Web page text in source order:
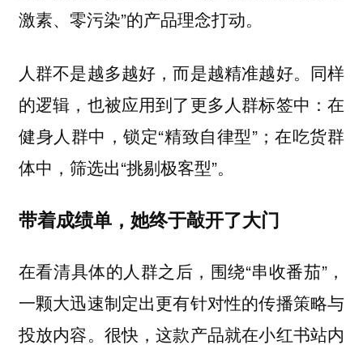
激素、零污染”的产品理念打动。
人群不是越多越好，而是越精准越好。同样
的逻辑，也被应用到了更多人群标签中：在
健身人群中，锁定“精致自律型”；在吃货群
体中，筛选出“挑剔极客型”。
带着成绩单，她终于敲开了大门
在看清具体的人群之后，围绕“串收番茄”，
一颗大迅速制定出更有针对性的传播策略与
投放内容。很快，这款产品就在小红书站内